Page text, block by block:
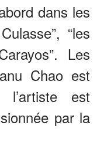
dans les
“les
Les
Chao est
l’artiste est
par la